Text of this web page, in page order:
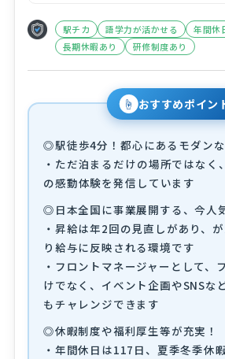
駅チカ 語学力が活かせる
年間休
長期休暇あり
研修制度あり
☝ おすすめポイン
◎駅徒歩4分！都心にあるモダンな
・ただ泊まるだけの場所ではな
の感動体験を発信しています
◎日本全国に事業展開する、今人
・昇給は年2回の見直しがあり、
り給与に反映される環境です
・フロントマネージャーとして、
けでなく、イベント企画やSNSな
もチャレンジできます
◎休暇制度や福利厚生等が充実！
・年間休日は117日、夏季冬季休